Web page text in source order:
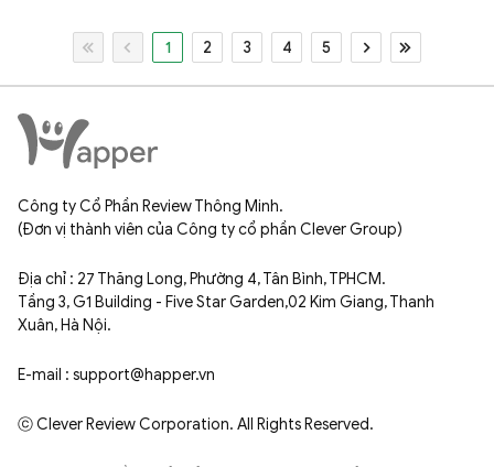
1 2 3 4 5
Công ty Cổ Phần Review Thông Minh.
(Đơn vị thành viên của Công ty cổ phần Clever Group)
Địa chỉ : 27 Thăng Long, Phường 4, Tân Bình, TPHCM.
Tầng 3, G1 Building - Five Star Garden,02 Kim Giang, Thanh
Xuân, Hà Nội.
E-mail : support@happer.vn
ⓒ Clever Review Corporation. All Rights Reserved.